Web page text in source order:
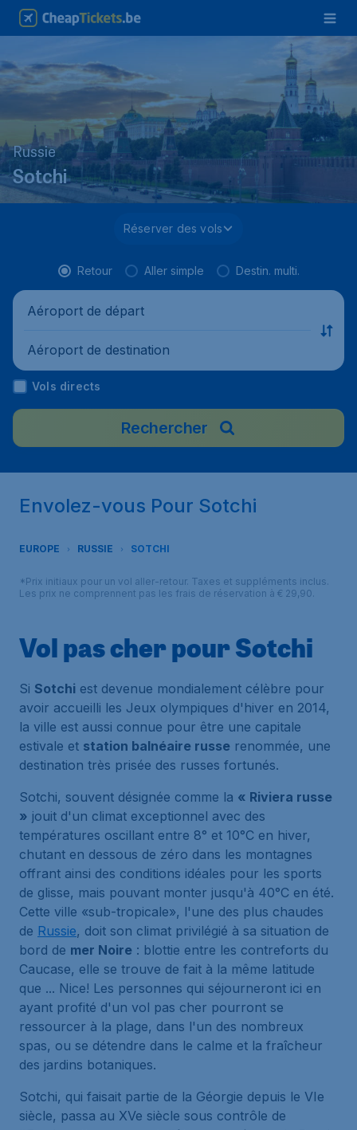
Russie
Sotchi
Réserver des vols
Retour Aller simple Destin. multi.
Aéroport de départ
Aéroport de destination
Vols directs
Rechercher
Envolez-vous Pour Sotchi
EUROPE RUSSIE SOTCHI
*Prix initiaux pour un vol aller-retour. Taxes et suppléments inclus.
Les prix ne comprennent pas les frais de réservation à € 29,90.
Vol pas cher pour Sotchi
Si Sotchi est devenue mondialement célèbre pour
avoir accueilli les Jeux olympiques d'hiver en 2014,
la ville est aussi connue pour être une capitale
estivale et station balnéaire russe renommée, une
destination très prisée des russes fortunés.
Sotchi, souvent désignée comme la « Riviera russe
» jouit d'un climat exceptionnel avec des
températures oscillant entre 8° et 10°C en hiver,
chutant en dessous de zéro dans les montagnes
offrant ainsi des conditions idéales pour les sports
de glisse, mais pouvant monter jusqu'à 40°C en été.
Cette ville «sub-tropicale», l'une des plus chaudes
de Russie, doit son climat privilégié à sa situation de
bord de mer Noire : blottie entre les contreforts du
Caucase, elle se trouve de fait à la même latitude
que ... Nice! Les personnes qui séjourneront ici en
ayant profité d'un vol pas cher pourront se
ressourcer à la plage, dans l'un des nombreux
spas, ou se détendre dans le calme et la fraîcheur
des jardins botaniques.
Sotchi, qui faisait partie de la Géorgie depuis le VIe
siècle, passa au XVe siècle sous contrôle de